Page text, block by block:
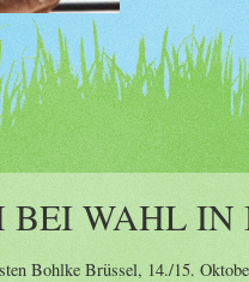
BEI WAHL IN
Oktober 2012) – Das Anwachsen der Partei, die jetzt ganz offen ankündigt, 2014 mit dem Abriss Belgiens zu beginnen, sorgt für einige Besorgnis. Das gute Ergebnis der PVDA(PTB ist dann wieder die gute Nachricht für die arbeitende Bevölkerung und den gewerkschaftlichen Kampf. Die separatistische N-VA wurde die größte Partei in 48 von 259 Gemeinden, in welchen sie an den Wahlen teilgenommen hat. Dies gelang ihr in Flanderns größter Stadt Antwerpen, aber auch in anderen flämischen Städten wie Geel, Aalst, Turnhout, Lier, Sint-Niklaas, Izegem, Halle usw. Die N-VA verfügt nun über 1600 Stadtrats- und Gemeinderatsmitglieder. Dieser Zuwachs ging vor allem auf Kosten des faschistischen Vlaams Belang. Auch die anderen traditionell starken bürgerlichen und opportunistischen Parteien erhielten Ohrfeigen. Die sozialdemokratische SP.a sackte bei den Wahlen der Provinzräte um 3% gegenüber den Parlamentswahlen von 2010 ab. Das Kartell aus SP.a und Grünen gewinnt in Gent. In Brügge, Oostende, Vilvoorde und Leuven hält die SP.a ihre Position als stärkste Partei mit leichten Verlusten. Die Grünen gewinnen 75 Sitze und stellen in zwei Gemeinden (Zwijndrecht und Kruibeke) die Bürgermeister. Die N-VA wird nicht überall dort, wo sie als stärkste Partei aus der Wahl hervorgegangen ist, auch die politische Macht vor Ort übernehmen können. Es gibt vielerorts Koalitionsabsprachen, die Bürgermeisterposten für die N-VA verhindern. In der Wallonie gibt es außer der PTB nicht wirklich einen Gewinner. Die liberale MR verliert. Die sozialdemokratische PS gewinnt leicht nach ihrem äußerst schwachen Abschneiden im Jahr 2006 infolge der Periode ihrer Korruptionsskandale. Vor allem in Charleroi (mit Ministerin Magnette als Listenanführerin) und Mons (mit Premier Di Rupo als Kopf) kommt die PS voran. Aber im Vergleich zu den Wahlen von 2010 sackt sie in Charleroi von 50% auf 48%. In Lüttich bleibt sie bei 37,6% stabil. Die guten und die schlechten Meldungen Der Sieg der N-VA ist eine schlechte Nachricht. Aber lassen wir vor allem erst einmal die Methode von Parteichef De Wever hindurch galoppieren, um seinen Wünschen die unwiderlegbaren Tatsachen